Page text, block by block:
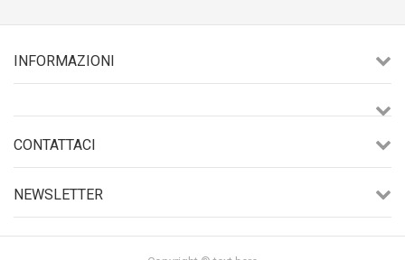
INFORMAZIONI
CONTATTACI
NEWSLETTER